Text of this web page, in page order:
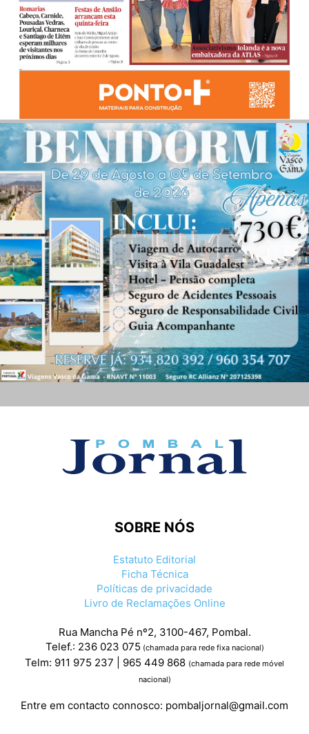
SOBRE NÓS
Estatuto Editorial
Ficha Técnica
Políticas de privacidade
Livro de Reclamações Online
Rua Mancha Pé nº2, 3100-467, Pombal.
Telef.: 236 023 075 (chamada para rede fixa nacional)
Telm: 911 975 237 | 965 449 868 (chamada para rede móvel
nacional)
Entre em contacto connosco: pombaljornal@gmail.com